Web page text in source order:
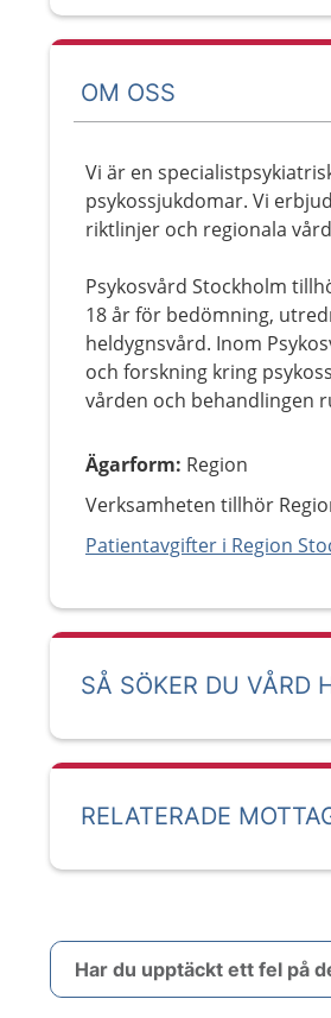
OM OSS
Vi är en
psykossjukdomar. Vi
riktlinjer och regionala
Psykosvård Stockholm
18 år för bedömning,
heldygnsvård. Inom
och forskning kring
vården och behandlingen
Ägarform: Region
Verksamheten tillhör
Patientavgifter i Region
SÅ SÖKER DU VÅRD
RELATERADE
Har du upptäckt ett fel på